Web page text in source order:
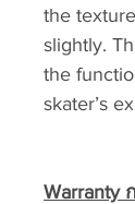
the
slightly.
the
skater’s
Warranty